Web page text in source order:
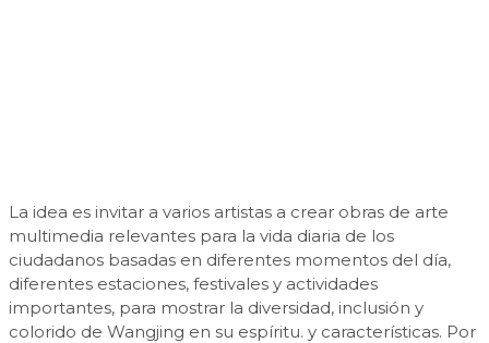
La idea es invitar a varios artistas a crear obras de arte
multimedia relevantes para la vida diaria de los
ciudadanos basadas en diferentes momentos del día,
diferentes estaciones, festivales y actividades
importantes, para mostrar la diversidad, inclusión y
colorido de Wangjing en su espíritu. y características. Por